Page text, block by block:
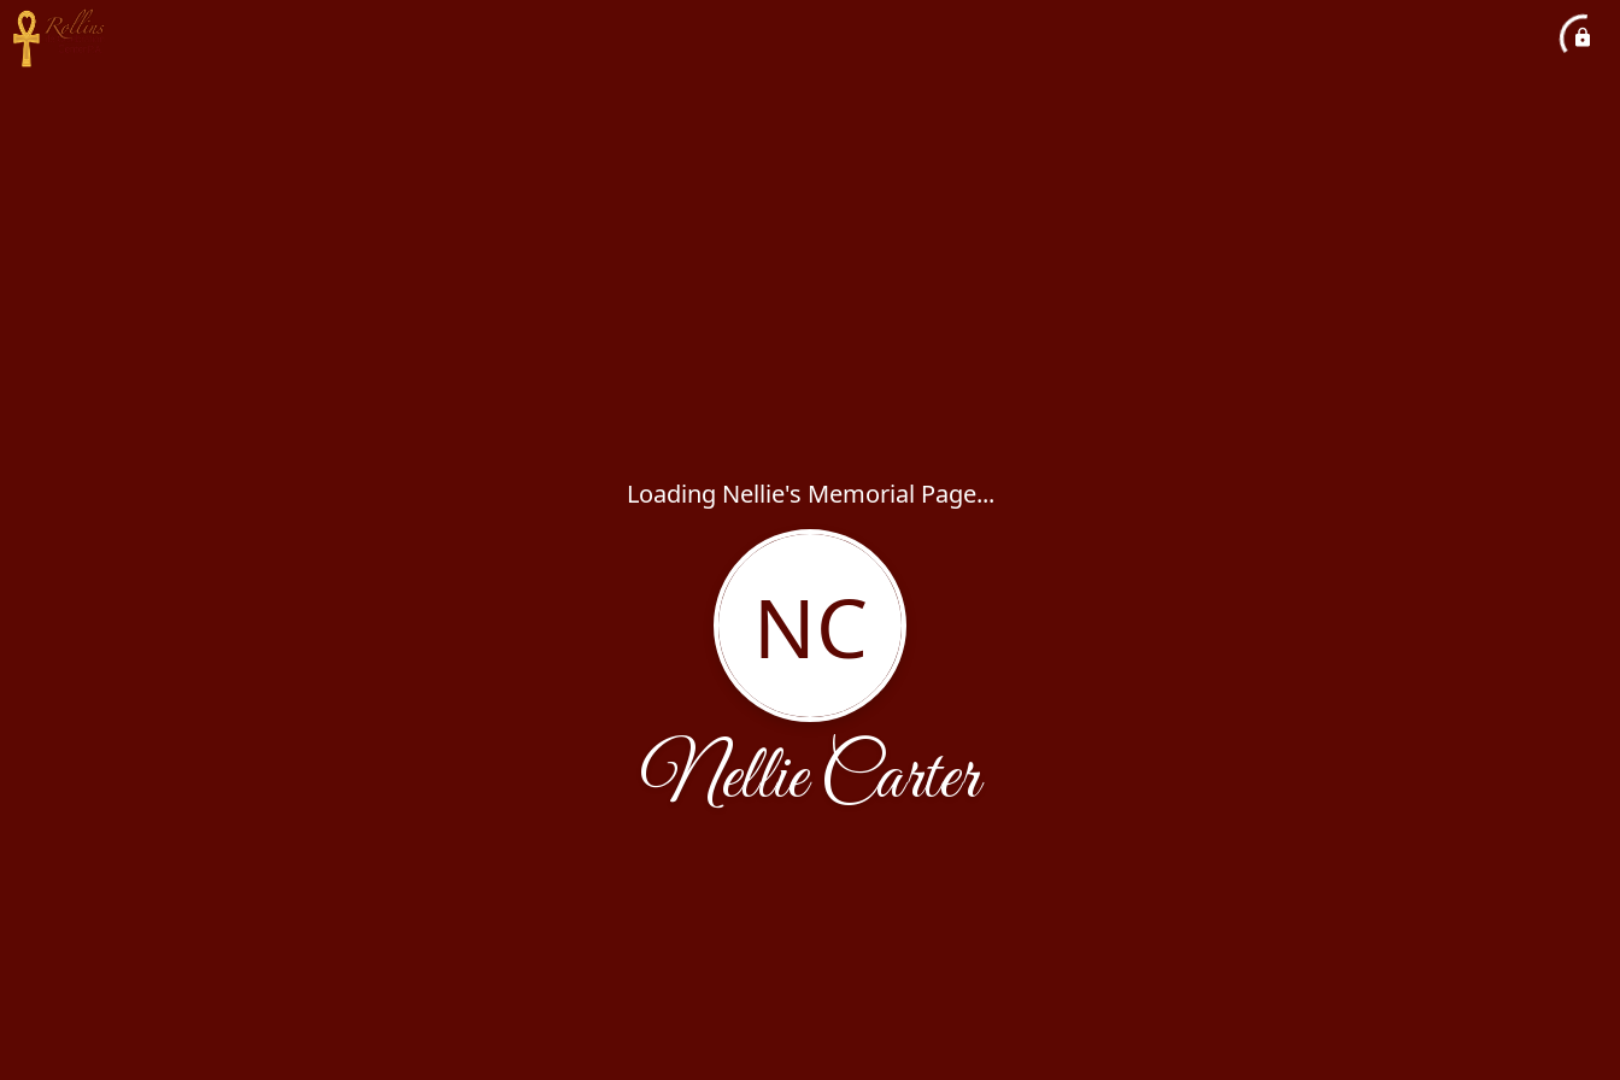
Loading Nellie's Memorial Page...
NC
Nellie Carter